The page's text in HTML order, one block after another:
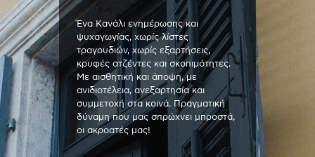
Ένα Κανάλι ενημέρωσης και
ψυχαγωγίας, χωρίς λίστες
τραγουδιών, χωρίς εξαρτήσεις,
κρυφές ατζέντες και σκοπιμότητες.
Με αισθητική και άποψη, με
ανιδιοτέλεια, ανεξαρτησία και
συμμετοχή στα κοινά. Πραγματική
δύναμη που μας σπρώχνει μπροστά,
οι ακροατές μας!